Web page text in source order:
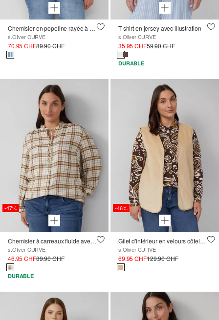
Chemisier en popeline rayée à la coupe trapue
s.Oliver CURVE
70.95 CHF89.90 CHF
T-shirt en jersey avec illustration
s.Oliver CURVE
35.95 CHF59.90 CHF
DURABLE
-47%
Chemisier à carreaux fluide avec col ruché et liens à nouer
s.Oliver CURVE
46.95 CHF89.90 CHF
DURABLE
-46%
Gilet d'intérieur en velours côtelé avec doublure peluche
s.Oliver CURVE
69.95 CHF129.90 CHF